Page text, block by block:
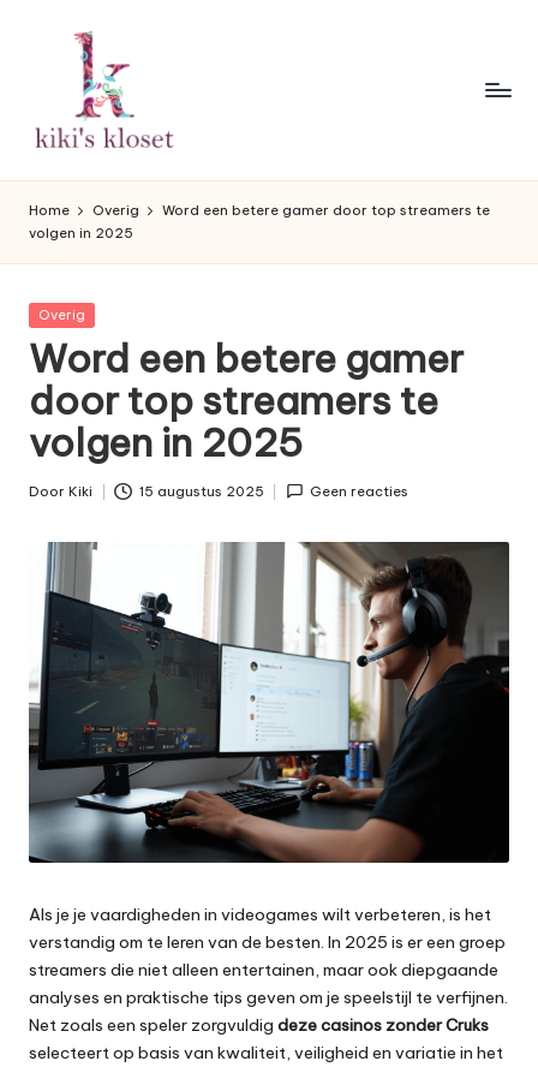
inhoud
K
i
k
i'
s
K
l
o
s
e
t
een
Home Overig
Word een betere gamer door top streamers te
volgen in 2025
Geplaatst
Overig
Word een betere gamer
door top streamers te
volgen in 2025
Door Kiki 15 augustus 2025 Geen reacties
Als je je vaardigheden in videogames wilt verbeteren, is het
verstandig om te leren van de besten. In 2025 is er een groep
streamers die niet alleen entertainen, maar ook diepgaande
analyses en praktische tips geven om je speelstijl te verfijnen.
Net zoals een speler zorgvuldig deze casinos zonder Cruks
selecteert op basis van kwaliteit, veiligheid en variatie in het